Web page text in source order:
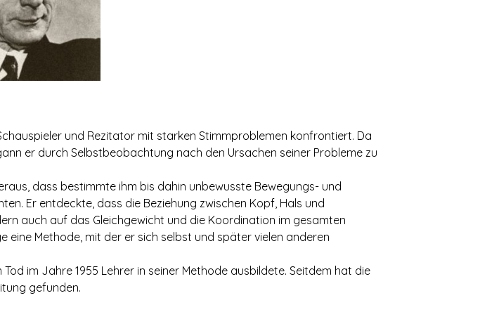
und Rezitator mit starken Stimmproblemen konfrontiert. Da
er durch Selbstbeobachtung nach den Ursachen seiner Probleme zu
dass bestimmte ihm bis dahin unbewusste Bewegungs- und
Er entdeckte, dass die Beziehung zwischen Kopf, Hals und
auch auf das Gleichgewicht und die Koordination im gesamten
Methode, mit der er sich selbst und später vielen anderen
im Jahre 1955 Lehrer in seiner Methode ausbildete. Seitdem hat die
gefunden.